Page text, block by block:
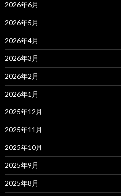
2026年6月
2026年5月
2026年4月
2026年3月
2026年2月
2026年1月
2025年12月
2025年11月
2025年10月
2025年9月
2025年8月